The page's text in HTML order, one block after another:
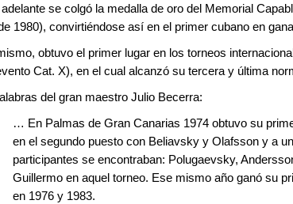
se colgó la medalla de oro del Memorial
1980), convirtiéndose así en el primer cubano en
obtuvo el primer lugar en los torneos
Cat. X), en el cual alcanzó su tercera y última
del gran maestro Julio Becerra:
… En Palmas de Gran Canarias 1974 obtuvo su
en el segundo puesto con Beliavsky y Olafsson y a
participantes se encontraban: Polugaevsky,
Guillermo en aquel torneo. Ese mismo año ganó su
en 1976 y 1983.